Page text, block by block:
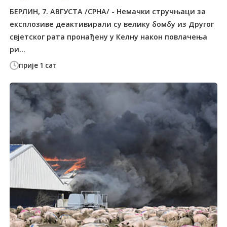
прије 1 сат
БЕРЛИН, 7. АВГУСТА /СРНА/ - Немачки стручњаци за
експлозиве деактивирали су велику бомбу из Другог
свјетског рата пронађену у Келну након повлачења
ри...